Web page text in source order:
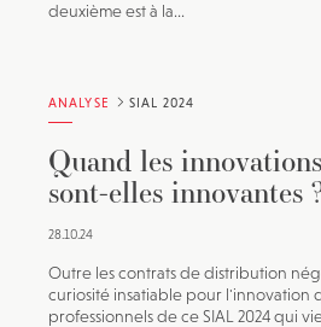
deuxième est à la...
ANALYSE SIAL 2024
Quand les
sont-elles innovantes
28.10.24
Outre les contrats de distribution
curiosité insatiable pour l'innovation
professionnels de ce SIAL 2024 qui